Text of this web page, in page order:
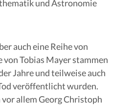
und Astronomie
auch eine Reihe von
von Tobias Mayer stammen
Jahre und teilweise auch
veröffentlicht wurden.
allem Georg Christoph